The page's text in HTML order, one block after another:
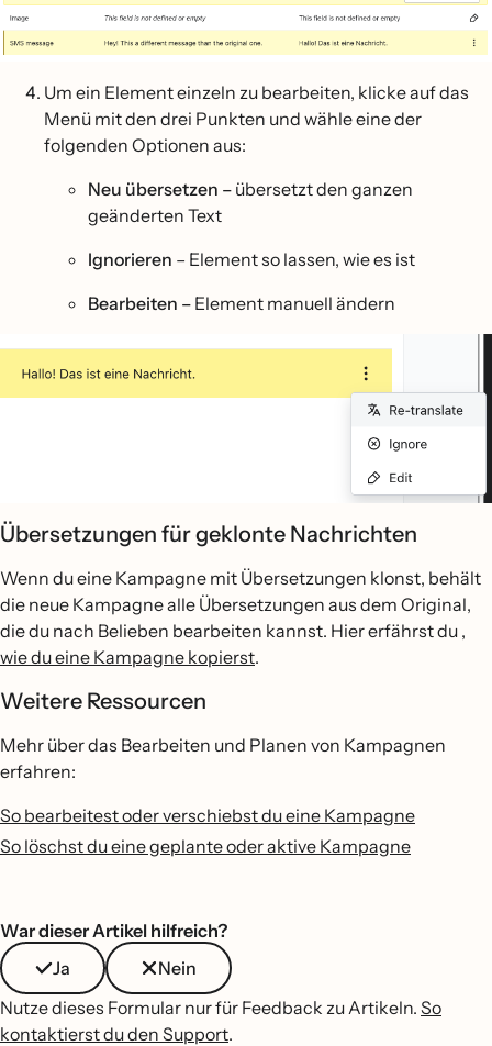
Um ein Element einzeln zu bearbeiten, klicke auf das
Menü mit den drei Punkten und wähle eine der
folgenden Optionen aus:
Neu übersetzen – übersetzt den ganzen
geänderten Text
Ignorieren – Element so lassen, wie es ist
Bearbeiten – Element manuell ändern
Übersetzungen für geklonte Nachrichten
Wenn du eine Kampagne mit Übersetzungen klonst, behält
die neue Kampagne alle Übersetzungen aus dem Original,
die du nach Belieben bearbeiten kannst. Hier erfährst du ,
wie du eine Kampagne kopierst.
Weitere Ressourcen
Mehr über das Bearbeiten und Planen von Kampagnen
erfahren:
So bearbeitest oder verschiebst du eine Kampagne
So löschst du eine geplante oder aktive Kampagne
War dieser Artikel hilfreich?
Ja
Nein
Nutze dieses Formular nur für Feedback zu Artikeln. So
kontaktierst du den Support.